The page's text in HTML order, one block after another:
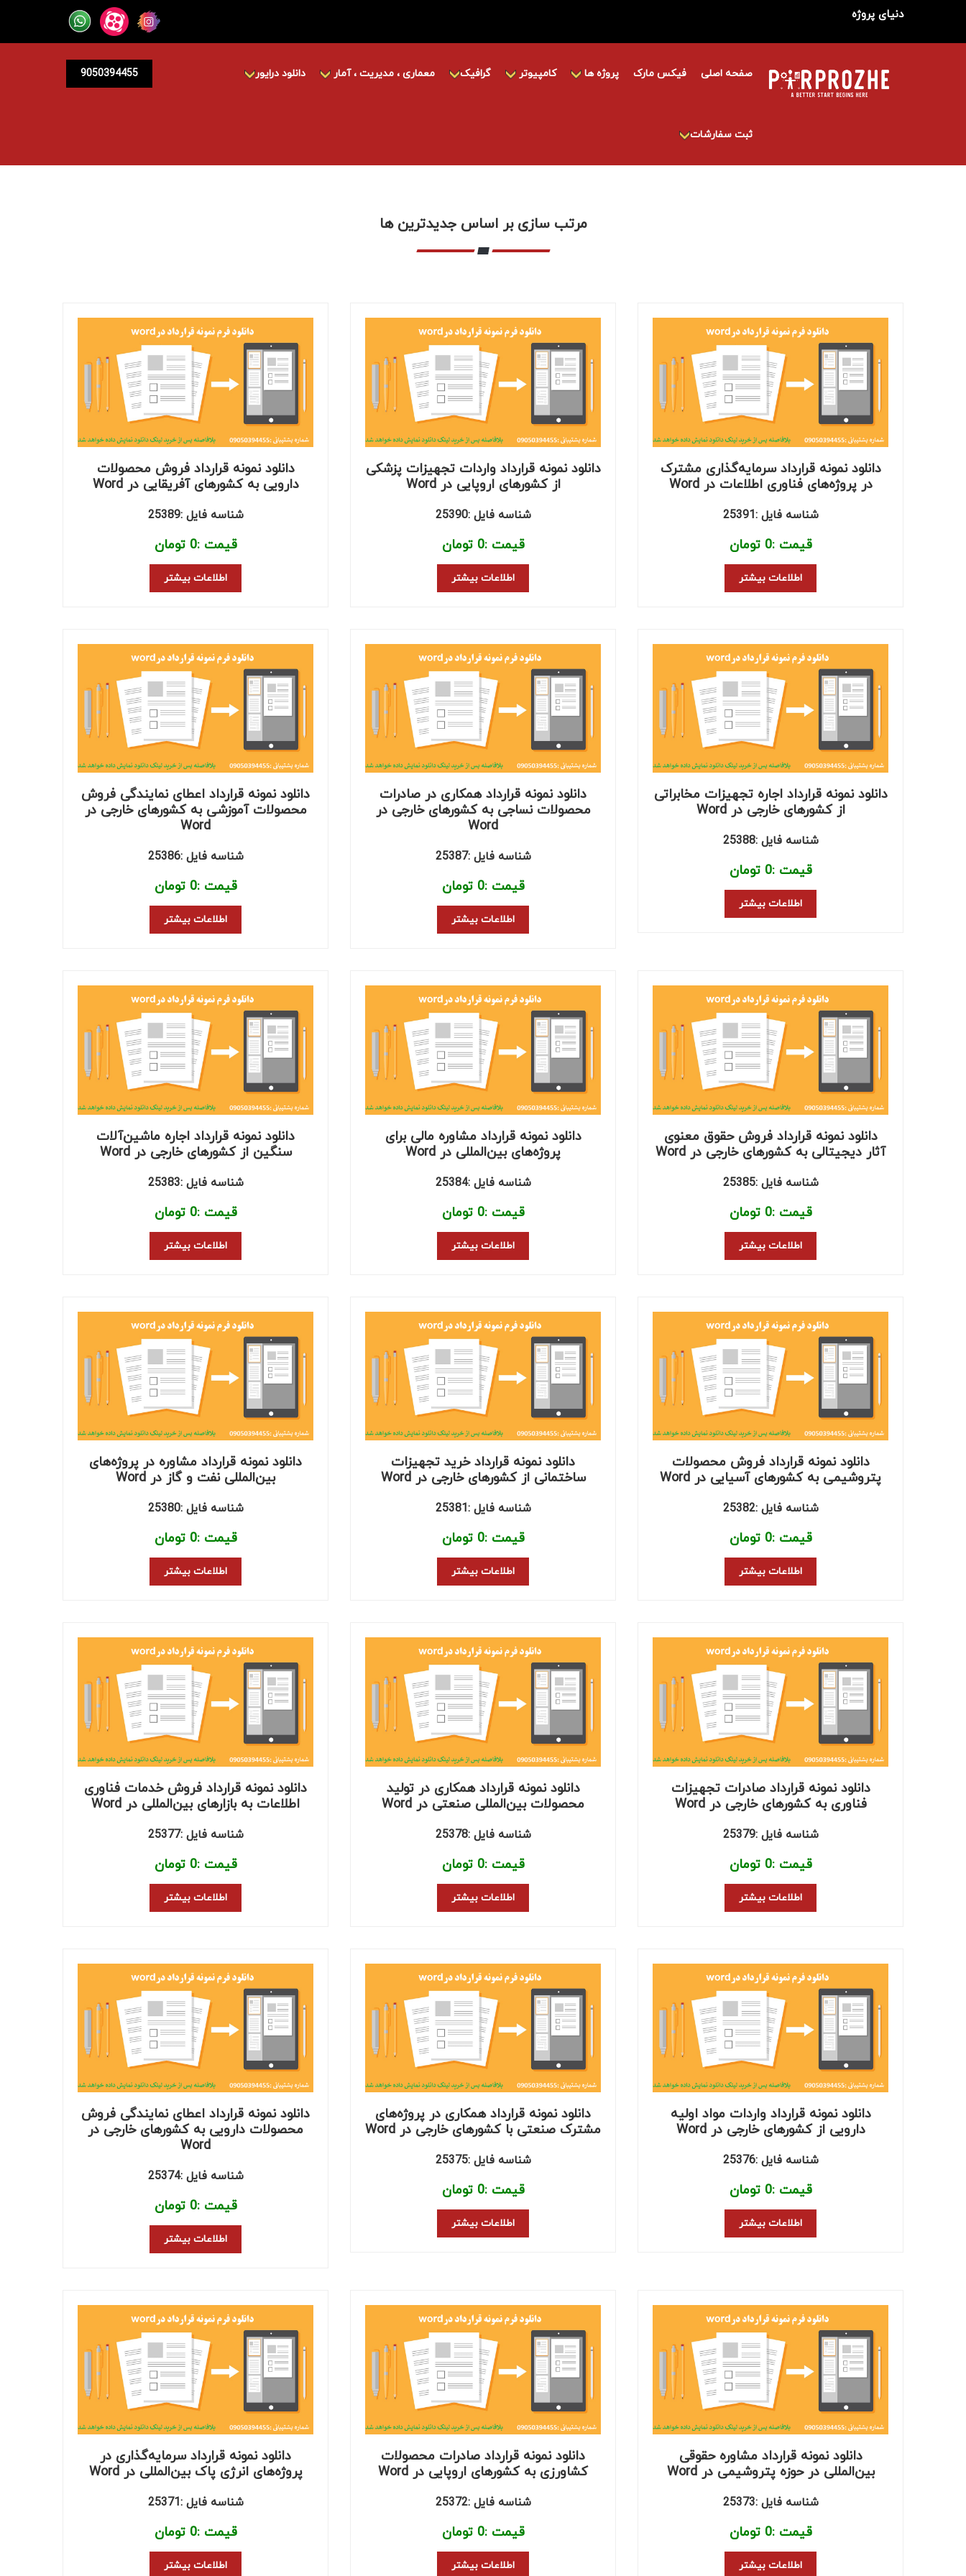
دنیای پروژه
9050394455 صفحه اصلی فیکس مارک پروژه ها کامپیوتر گرافیک معماری ، مدیریت ، آمار دانلود درایور
ثبت سفارشات
مرتب سازی بر اساس جدیدترین ها
دانلود نمونه قرارداد سرمایه‌گذاری مشترک
در پروژه‌های فناوری اطلاعات در Word
شناسه فایل :25391
قیمت :0 تومان
اطلاعات بیشتر
دانلود نمونه قرارداد واردات تجهیزات پزشکی
از کشورهای اروپایی در Word
شناسه فایل :25390
قیمت :0 تومان
اطلاعات بیشتر
دانلود نمونه قرارداد فروش محصولات
دارویی به کشورهای آفریقایی در Word
شناسه فایل :25389
قیمت :0 تومان
اطلاعات بیشتر
دانلود نمونه قرارداد اجاره تجهیزات مخابراتی
از کشورهای خارجی در Word
شناسه فایل :25388
قیمت :0 تومان
اطلاعات بیشتر
دانلود نمونه قرارداد همکاری در صادرات
محصولات نساجی به کشورهای خارجی در
Word
شناسه فایل :25387
قیمت :0 تومان
اطلاعات بیشتر
دانلود نمونه قرارداد اعطای نمایندگی فروش
محصولات آموزشی به کشورهای خارجی در
Word
شناسه فایل :25386
قیمت :0 تومان
اطلاعات بیشتر
دانلود نمونه قرارداد فروش حقوق معنوی
آثار دیجیتالی به کشورهای خارجی در Word
شناسه فایل :25385
قیمت :0 تومان
اطلاعات بیشتر
دانلود نمونه قرارداد مشاوره مالی برای
پروژه‌های بین‌المللی در Word
شناسه فایل :25384
قیمت :0 تومان
اطلاعات بیشتر
دانلود نمونه قرارداد اجاره ماشین‌آلات
سنگین از کشورهای خارجی در Word
شناسه فایل :25383
قیمت :0 تومان
اطلاعات بیشتر
دانلود نمونه قرارداد فروش محصولات
پتروشیمی به کشورهای آسیایی در Word
شناسه فایل :25382
قیمت :0 تومان
اطلاعات بیشتر
دانلود نمونه قرارداد خرید تجهیزات
ساختمانی از کشورهای خارجی در Word
شناسه فایل :25381
قیمت :0 تومان
اطلاعات بیشتر
دانلود نمونه قرارداد مشاوره در پروژه‌های
بین‌المللی نفت و گاز در Word
شناسه فایل :25380
قیمت :0 تومان
اطلاعات بیشتر
دانلود نمونه قرارداد صادرات تجهیزات
فناوری به کشورهای خارجی در Word
شناسه فایل :25379
قیمت :0 تومان
اطلاعات بیشتر
دانلود نمونه قرارداد همکاری در تولید
محصولات بین‌المللی صنعتی در Word
شناسه فایل :25378
قیمت :0 تومان
اطلاعات بیشتر
دانلود نمونه قرارداد فروش خدمات فناوری
اطلاعات به بازارهای بین‌المللی در Word
شناسه فایل :25377
قیمت :0 تومان
اطلاعات بیشتر
دانلود نمونه قرارداد واردات مواد اولیه
دارویی از کشورهای خارجی در Word
شناسه فایل :25376
قیمت :0 تومان
اطلاعات بیشتر
دانلود نمونه قرارداد همکاری در پروژه‌های
مشترک صنعتی با کشورهای خارجی در Word
شناسه فایل :25375
قیمت :0 تومان
اطلاعات بیشتر
دانلود نمونه قرارداد اعطای نمایندگی فروش
محصولات دارویی به کشورهای خارجی در
Word
شناسه فایل :25374
قیمت :0 تومان
اطلاعات بیشتر
دانلود نمونه قرارداد مشاوره حقوقی
بین‌المللی در حوزه پتروشیمی در Word
شناسه فایل :25373
قیمت :0 تومان
اطلاعات بیشتر
دانلود نمونه قرارداد صادرات محصولات
کشاورزی به کشورهای اروپایی در Word
شناسه فایل :25372
قیمت :0 تومان
اطلاعات بیشتر
دانلود نمونه قرارداد سرمایه‌گذاری در
پروژه‌های انرژی پاک بین‌المللی در Word
شناسه فایل :25371
قیمت :0 تومان
اطلاعات بیشتر